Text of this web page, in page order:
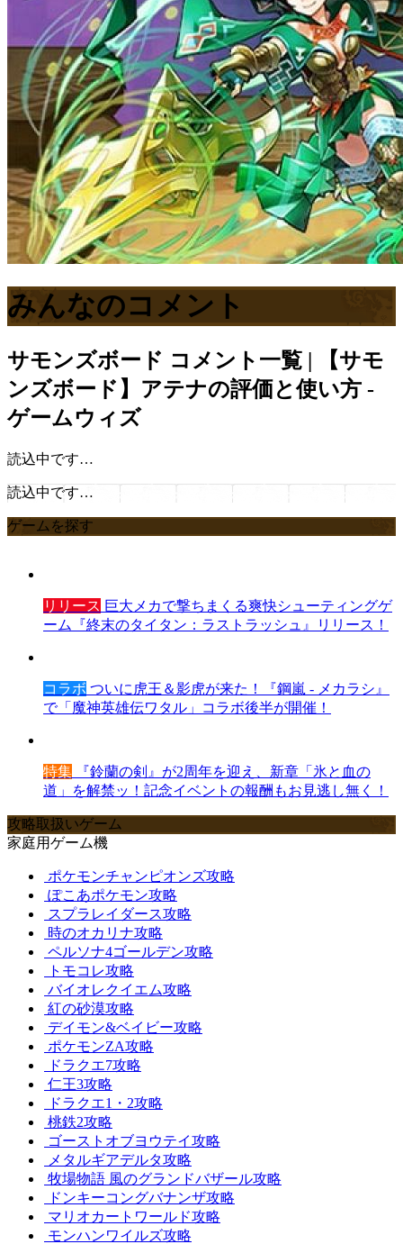
みんなのコメント
サモンズボード コメント一覧 | 【サモ
ンズボード】アテナの評価と使い方 -
ゲームウィズ
読込中です…
読込中です…
ゲームを探す
リリース 巨大メカで撃ちまくる爽快シューティングゲ
ーム『終末のタイタン：ラストラッシュ』リリース！
コラボ ついに虎王＆影虎が来た！『鋼嵐 - メカラシ』
で「魔神英雄伝ワタル」コラボ後半が開催！
特集 『鈴蘭の剣』が2周年を迎え、新章「氷と血の
道」を解禁ッ！記念イベントの報酬もお見逃し無く！
攻略取扱いゲーム
家庭用ゲーム機
ポケモンチャンピオンズ攻略
ぽこあポケモン攻略
スプラレイダース攻略
時のオカリナ攻略
ペルソナ4ゴールデン攻略
トモコレ攻略
バイオレクイエム攻略
紅の砂漠攻略
デイモン&ベイビー攻略
ポケモンZA攻略
ドラクエ7攻略
仁王3攻略
ドラクエ1・2攻略
桃鉄2攻略
ゴーストオブヨウテイ攻略
メタルギアデルタ攻略
牧場物語 風のグランドバザール攻略
ドンキーコングバナンザ攻略
マリオカートワールド攻略
モンハンワイルズ攻略